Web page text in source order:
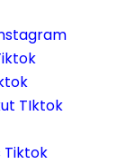
TIktok
Tiktok